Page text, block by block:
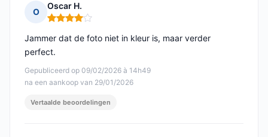
O
Oscar H.
Opmerking: 4 van 5
Gepubliceerd op 09/02/2026 à 14h49
na een aankoop van 29/01/2026
Jammer dat de foto niet in kleur is, maar verder
perfect.
Vertaalde beoordelingen